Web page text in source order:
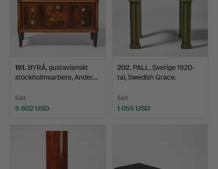
191. BYRÅ, gustavianskt
stockholmsarbete, Ander…
Sålt
5 802 USD
202. PALL, Sverige 1920-
tal, Swedish Grace.
Sålt
1 055 USD